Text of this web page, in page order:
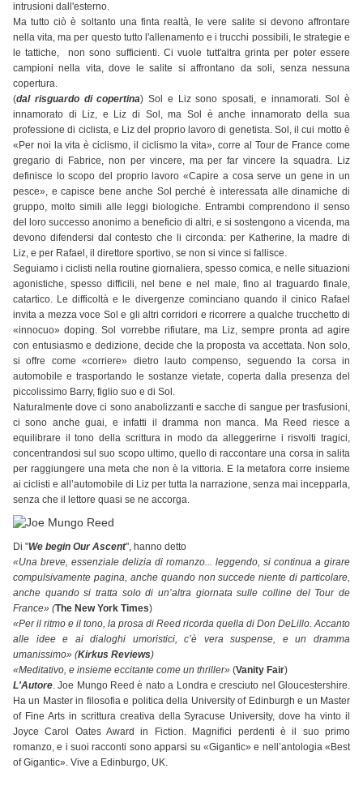
intrusioni dall'esterno.
Ma tutto ciò è soltanto una finta realtà, le vere salite si devono affrontare
nella vita, ma per questo tutto l'allenamento e i trucchi possibili, le strategie e
le tattiche, non sono sufficienti. Ci vuole tutt'altra grinta per poter essere
campioni nella vita, dove le salite si affrontano da soli, senza nessuna
copertura.
(dal risguardo di copertina) Sol e Liz sono sposati, e innamorati. Sol è
innamorato di Liz, e Liz di Sol, ma Sol è anche innamorato della sua
professione di ciclista, e Liz del proprio lavoro di genetista. Sol, il cui motto è
«Per noi la vita è ciclismo, il ciclismo la vita», corre al Tour de France come
gregario di Fabrice, non per vincere, ma per far vincere la squadra. Liz
definisce lo scopo del proprio lavoro «Capire a cosa serve un gene in un
pesce», e capisce bene anche Sol perché è interessata alle dinamiche di
gruppo, molto simili alle leggi biologiche. Entrambi comprendono il senso
del loro successo anonimo a beneficio di altri, e si sostengono a vicenda, ma
devono difendersi dal contesto che li circonda: per Katherine, la madre di
Liz, e per Rafael, il direttore sportivo, se non si vince si fallisce.
Seguiamo i ciclisti nella routine giornaliera, spesso comica, e nelle situazioni
agonistiche, spesso difficili, nel bene e nel male, fino al traguardo finale,
catartico. Le difficoltà e le divergenze cominciano quando il cinico Rafael
invita a mezza voce Sol e gli altri corridori e ricorrere a qualche trucchetto di
«innocuo» doping. Sol vorrebbe rifiutare, ma Liz, sempre pronta ad agire
con entusiasmo e dedizione, decide che la proposta va accettata. Non solo,
si offre come «corriere» dietro lauto compenso, seguendo la corsa in
automobile e trasportando le sostanze vietate, coperta dalla presenza del
piccolissimo Barry, figlio suo e di Sol.
Naturalmente dove ci sono anabolizzanti e sacche di sangue per trasfusioni,
ci sono anche guai, e infatti il dramma non manca. Ma Reed riesce a
equilibrare il tono della scrittura in modo da alleggerirne i risvolti tragici,
concentrandosi sul suo scopo ultimo, quello di raccontare una corsa in salita
per raggiungere una meta che non è la vittoria. E la metafora corre insieme
ai ciclisti e all’automobile di Liz per tutta la narrazione, senza mai incepparla,
senza che il lettore quasi se ne accorga.
Di "We begin Our Ascent", hanno detto
«Una breve, essenziale delizia di romanzo... leggendo, si continua a girare
compulsivamente pagina, anche quando non succede niente di particolare,
anche quando si tratta solo di un’altra giornata sulle colline del Tour de
France» (The New York Times)
«Per il ritmo e il tono, la prosa di Reed ricorda quella di Don DeLillo. Accanto
alle idee e ai dialoghi umoristici, c’è vera suspense, e un dramma
umanissimo» (Kirkus Reviews)
«Meditativo, e insieme eccitante come un thriller» (Vanity Fair)
L'Autore. Joe Mungo Reed è nato a Londra e cresciuto nel Gloucestershire.
Ha un Master in filosofia e politica della University of Edinburgh e un Master
of Fine Arts in scrittura creativa della Syracuse University, dove ha vinto il
Joyce Carol Oates Award in Fiction. Magnifici perdenti è il suo primo
romanzo, e i suoi racconti sono apparsi su «Gigantic» e nell’antologia «Best
of Gigantic». Vive a Edinburgo, UK.